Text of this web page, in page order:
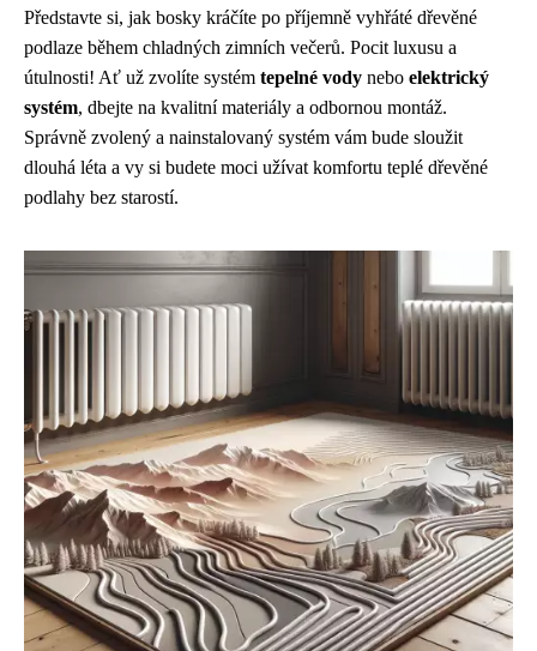
Představte si, jak bosky kráčíte po příjemně vyhřáté dřevěné
podlaze během chladných zimních večerů. Pocit luxusu a
útulnosti! Ať už zvolíte systém tepelné vody nebo elektrický
systém, dbejte na kvalitní materiály a odbornou montáž.
Správně zvolený a nainstalovaný systém vám bude sloužit
dlouhá léta a vy si budete moci užívat komfortu teplé dřevěné
podlahy bez starostí.